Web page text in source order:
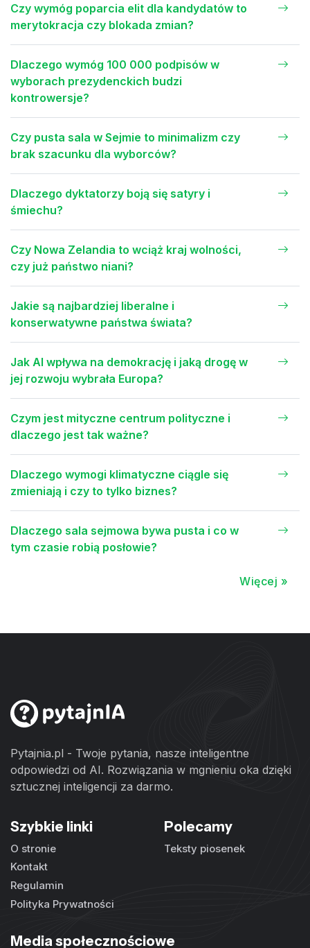
Czy wymóg poparcia elit dla kandydatów to
merytokracja czy blokada zmian?
Dlaczego wymóg 100 000 podpisów w
wyborach prezydenckich budzi
kontrowersje?
Czy pusta sala w Sejmie to minimalizm czy
brak szacunku dla wyborców?
Dlaczego dyktatorzy boją się satyry i
śmiechu?
Czy Nowa Zelandia to wciąż kraj wolności,
czy już państwo niani?
Jakie są najbardziej liberalne i
konserwatywne państwa świata?
Jak AI wpływa na demokrację i jaką drogę w
jej rozwoju wybrała Europa?
Czym jest mityczne centrum polityczne i
dlaczego jest tak ważne?
Dlaczego wymogi klimatyczne ciągle się
zmieniają i czy to tylko biznes?
Dlaczego sala sejmowa bywa pusta i co w
tym czasie robią posłowie?
Więcej »
Pytajnia.pl - Twoje pytania, nasze inteligentne
odpowiedzi od AI. Rozwiązania w mgnieniu oka dzięki
sztucznej inteligencji za darmo.
Szybkie linki
O stronie
Kontakt
Regulamin
Polityka Prywatności
Polecamy
Teksty piosenek
Media społecznościowe